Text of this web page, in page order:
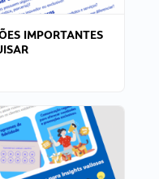
IMPORTANTES